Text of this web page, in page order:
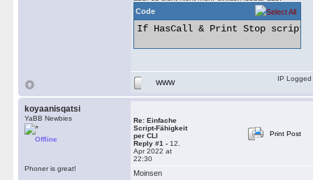
Code
If HasCall & Print Stop script
WWW
IP Logged
koyaanisqatsi
YaBB Newbies
Offline
Phoner is great!
Re: Einfache
Script-Fähigkeit
per CLI
Reply #1 - 12.
Apr 2022 at
22:30
Print Post
Moinsen